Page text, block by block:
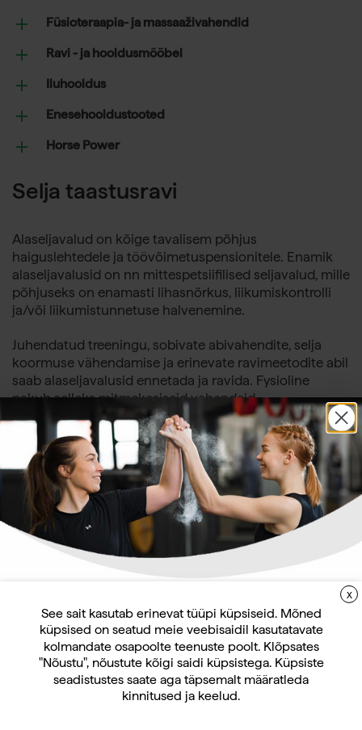
Füsioteraapia- ja massaaživahendid
Ravi - ja hooldusmööbel
Iluhooldus
Enesehooldustooted
Horse Power
Selja taastusravi
Alaseljavalud on kõige tavalisem põhjus
haiguslehtedele ja töövõimetuspensionitele. Enamik
alaseljavalusid on nn mittespetsiifilised seljavalud, mille
põhjuseks on enamasti lihasnõrkus, liikumiskontrolli
ja/või liikumistunnetuse halvenemine.
Juhendatud treeningu, sobivate abivahendite, selja
koormuse vähendamise ja erinevate ravimeetodite abil
saab alaseljavalusid ennetada ja ravida. Fysioline
pakub selleks mitmekesiseid vahendeid.
Kaubamargi
Fysioline Back Relax
Mastercare A3 selja
hoolduspink Exclusive
X
See sait kasutab erinevat tüüpi küpsiseid. Mõned
küpsised on seatud meie veebisaidil kasutatavate
kolmandate osapoolte teenuste poolt. Klõpsates
"Nõustu", nõustute kõigi saidi küpsistega. Küpsiste
seadistustes saate aga täpsemalt määratleda
kinnitused ja keelud.
LIITUGE UUDISKIRJAGA
Uudiskirja tellijana saate jooksvat teavet ja
pakkumisi teid huvitavate küsimuste kohta
ning 10% allahindlust oma esimeselt veebipoe
tellimuselt.